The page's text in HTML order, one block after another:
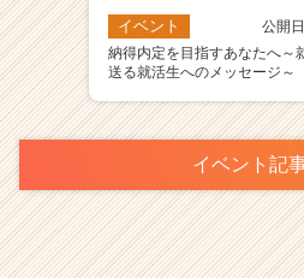
イベント
公開
納得内定を目指すあなたへ～
送る就活生へのメッセージ～
イベント記